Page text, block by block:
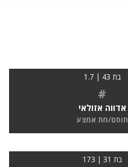
בת 43 | 1.7
#
אדווה אזולאי
חוסם/מת אמצע
בת 31 | 173